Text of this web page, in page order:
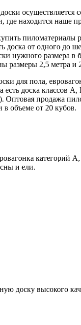
осуществляется
где находится наше
пиломатериалы
доска от одного до
нужного размера в
размеры 2,5 метра и
для пола,
есть доска классов
Оптовая продажа
в объеме от 20 кубов.
категорий
и ели.
доску высокого